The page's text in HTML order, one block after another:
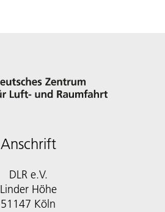
Anschrift
DLR e.V.
Linder Höhe
51147 Köln